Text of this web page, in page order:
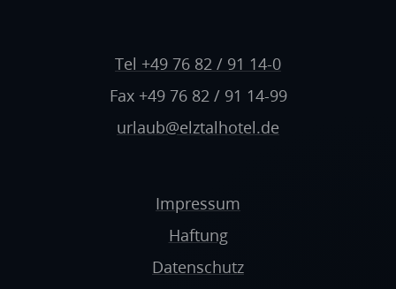
Tel +49 76 82 / 91 14-0
Fax +49 76 82 / 91 14-99
urlaub@elztalhotel.de
Impressum
Haftung
Datenschutz